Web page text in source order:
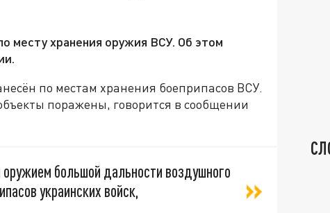
месту хранения оружия ВСУ. Об этом
по местам хранения боеприпасов ВСУ.
поражены, говорится в сообщении
большой дальности воздушного
украинских войск,